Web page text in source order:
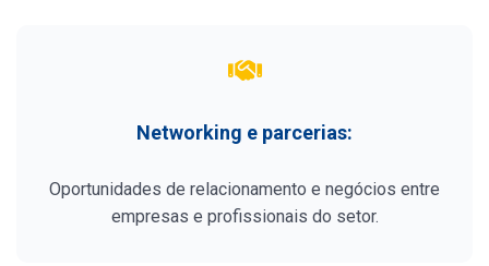
Networking e parcerias:
Oportunidades de relacionamento e negócios entre
empresas e profissionais do setor.